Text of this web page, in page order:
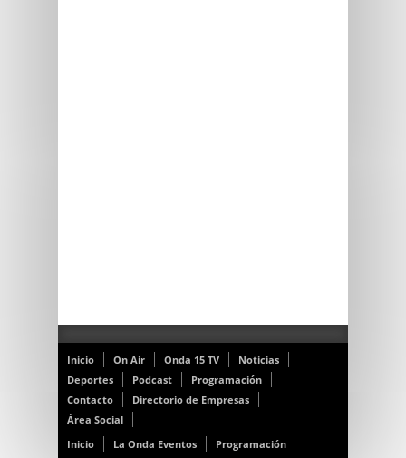
Inicio On Air Onda 15 TV
Noticias
Deportes
Podcast
Programación
Contacto
Directorio de Empresas
Área Social
Inicio
La Onda Eventos Programación